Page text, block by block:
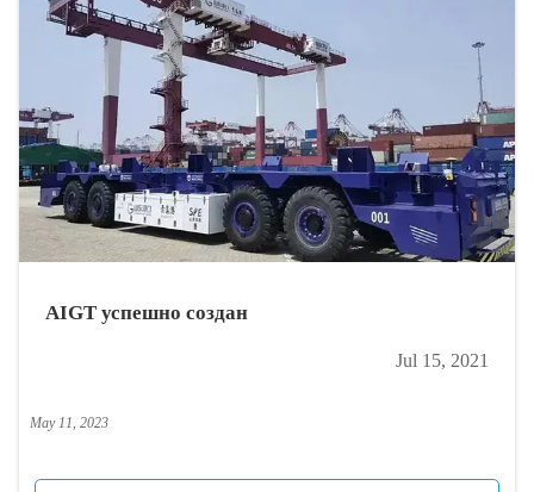
AIGT успешно создан
Jul 15, 2021
May 11, 2023